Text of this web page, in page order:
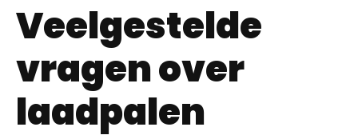
Veelgestelde
vragen over
laadpalen